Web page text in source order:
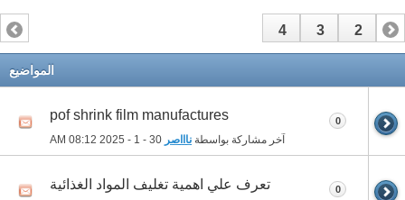
1
2
3
4
المواضيع
pof shrink film manufactures
آخر مشاركة بواسطة ناااصر 08:12 AM
0
تعرف علي اهمية تغليف المواد الغذائية 0